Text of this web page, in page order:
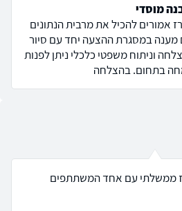
מוסדי
אמורים להכיל את מרבית הנתונים
במסגרת ההצעה יחד עם סיור
וניתוח משפטי כלכלי ניתן לפנות
בתחום. בהצלחה
ממשלתי עם אחד המשתתפים